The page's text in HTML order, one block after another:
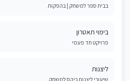
בבית ספר למשחק | בהפקות
בימוי תאטרון
פרויקט חד פעמי
ליצנות
שיעורי ליצנות ביהס למשחק